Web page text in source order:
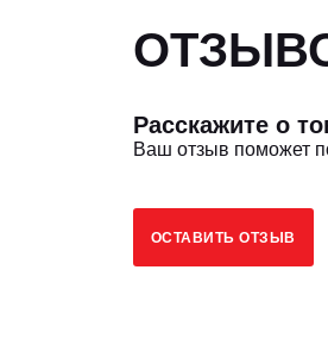
Расскажите о
Ваш отзыв поможет
ОСТАВИТЬ ОТЗЫВ